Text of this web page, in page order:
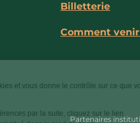
Billetterie
Comment
Partenaires
Ce site utilise des cookies et vous
Pour modifier vos préférences par